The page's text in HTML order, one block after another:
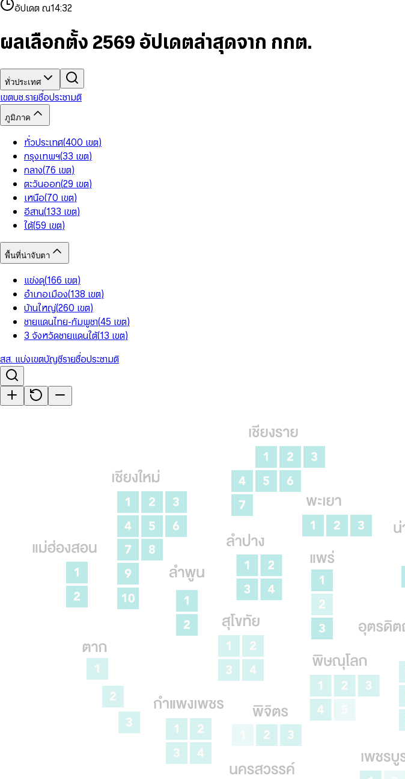
9 9
5
7
8
993
5
6
8
9
84
6
7
9
3
5
6
8
9
7
9
อัปเดต ณ14:32
ผลเลือกตั้ง 2569 อัปเดตล่าสุดจาก กกต.
ทั่วประเทศ
เขตบช.รายชื่อประชามติ
ภูมิภาค
ทั่วประเทศ(400 เขต)
กรุงเทพฯ(33 เขต)
กลาง(76 เขต)
ตะวันออก(29 เขต)
เหนือ(70 เขต)
อีสาน(133 เขต)
ใต้(59 เขต)
พื้นที่น่าจับตา
แข่งดุ(166 เขต)
อำเภอเมือง(138 เขต)
บ้านใหญ่(260 เขต)
ชายแดนไทย-กัมพูชา(45 เขต)
3 จังหวัดชายแดนใต้(13 เขต)
สส. แบ่งเขตบัญชีรายชื่อประชามติ